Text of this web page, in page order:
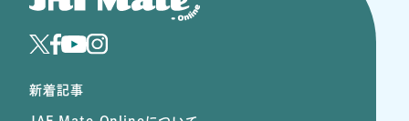
新着記事